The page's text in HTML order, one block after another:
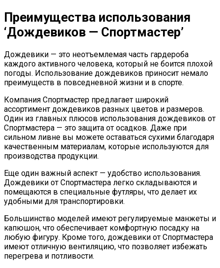
Преимущества использования
‘Дождевиков — Спортмастер’
Дождевики — это неотъемлемая часть гардероба
каждого активного человека, который не боится плохой
погоды. Использование дождевиков приносит немало
преимуществ в повседневной жизни и в спорте.
Компания Спортмастер предлагает широкий
ассортимент дождевиков разных цветов и размеров.
Один из главных плюсов использования дождевиков от
Спортмастера — это защита от осадков. Даже при
сильном ливне вы можете оставаться сухими благодаря
качественным материалам, которые используются для
производства продукции.
Еще один важный аспект — удобство использования.
Дождевики от Спортмастера легко складываются и
помещаются в специальные футляры, что делает их
удобными для транспортировки.
Большинство моделей имеют регулируемые манжеты и
капюшон, что обеспечивает комфортную посадку на
любую фигуру. Кроме того, дождевики от Спортмастера
имеют отличную вентиляцию, что позволяет избежать
перегрева и потливости.